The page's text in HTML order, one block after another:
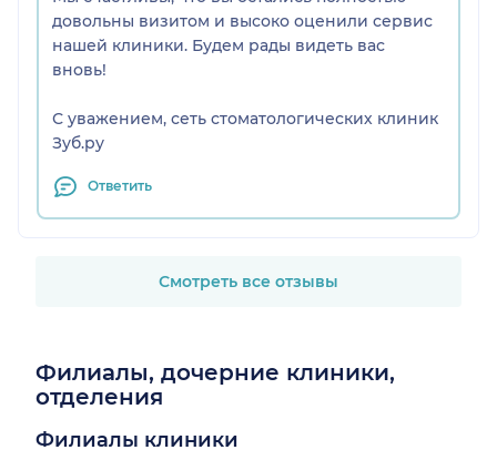
довольны визитом и высоко оценили сервис
нашей клиники. Будем рады видеть вас
вновь!
С уважением, сеть стоматологических клиник
Зуб.ру
Ответить
Смотреть все отзывы
Филиалы, дочерние клиники,
отделения
Филиалы клиники